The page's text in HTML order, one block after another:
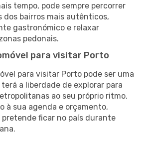
tempo, pode sempre percorrer
dos bairros mais autênticos,
gastronómico e relaxar
pedonais.
para visitar Porto
para visitar Porto pode ser uma
a liberdade de explorar para
ao seu próprio ritmo.
à sua agenda e orçamento,
pretende ficar no país durante